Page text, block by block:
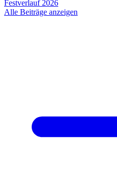
Festverlauf 2026
Alle Beiträge anzeigen